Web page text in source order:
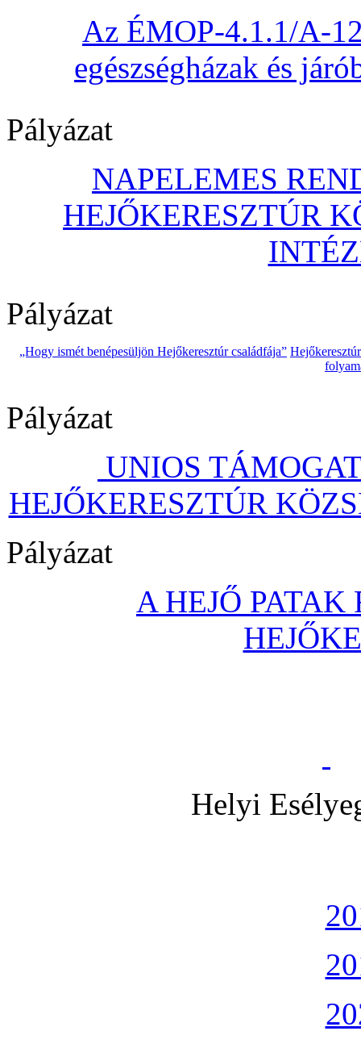
Az ÉMOP-4.1.1/A-
egészségházak és
Pályázat
NAPELEMES
HEJŐKERESZTÚR
Pályázat
„Hogy ismét benépesüljön Hejőkeresztúr családfája”
Pályázat
UNIOS
HEJŐKERESZTÚR
Pályázat
A HEJŐ
Helyi